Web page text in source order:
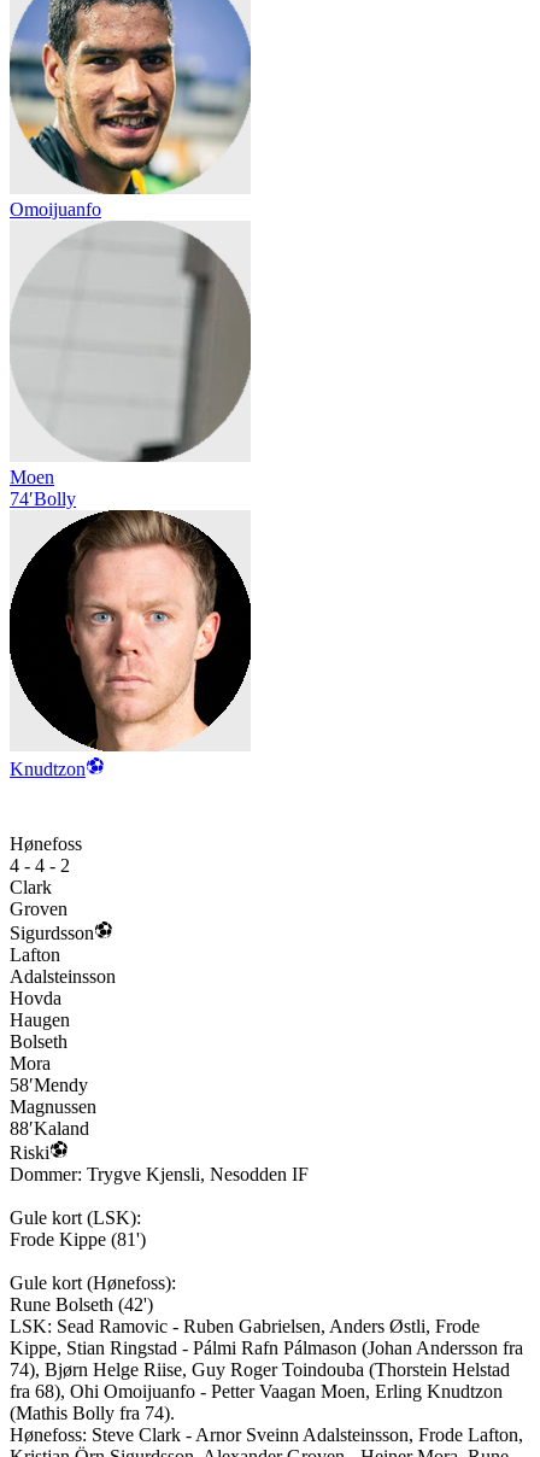
Omoijuanfo
Moen
74′Bolly
Knudtzon
Hønefoss
4 - 4 - 2
Clark
Groven
Sigurdsson
Lafton
Adalsteinsson
Hovda
Haugen
Bolseth
Mora
58′Mendy
Magnussen
88′Kaland
Riski
Dommer: Trygve Kjensli, Nesodden IF
Gule kort (LSK):
Frode Kippe (81')
Gule kort (Hønefoss):
Rune Bolseth (42')
LSK: Sead Ramovic - Ruben Gabrielsen, Anders Østli, Frode
Kippe, Stian Ringstad - Pálmi Rafn Pálmason (Johan Andersson fra
74), Bjørn Helge Riise, Guy Roger Toindouba (Thorstein Helstad
fra 68), Ohi Omoijuanfo - Petter Vaagan Moen, Erling Knudtzon
(Mathis Bolly fra 74).
Hønefoss: Steve Clark - Arnor Sveinn Adalsteinsson, Frode Lafton,